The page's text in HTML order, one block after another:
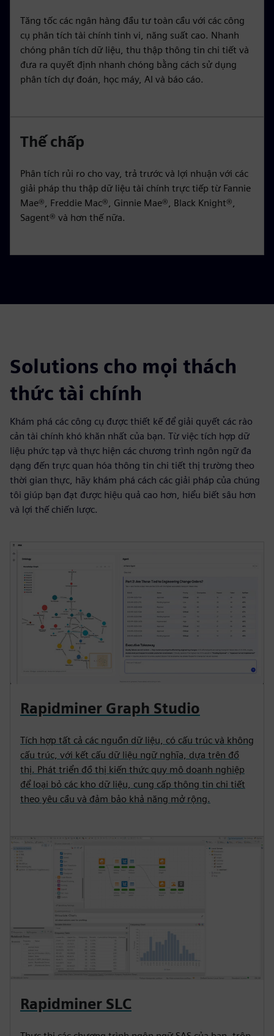
Tăng tốc các ngân hàng đầu tư toàn cầu với các công
cụ phân tích tài chính tinh vi, năng suất cao. Nhanh
chóng phân tích dữ liệu, thu thập thông tin chi tiết và
đưa ra quyết định nhanh chóng bằng cách sử dụng
phân tích dự đoán, học máy, AI và báo cáo.
Thế chấp
Phân tích rủi ro cho vay, trả trước và lợi nhuận với các
giải pháp thu thập dữ liệu tài chính trực tiếp từ Fannie
Mae®, Freddie Mac®, Ginnie Mae®, Black Knight®,
Sagent® và hơn thế nữa.
Solutions cho mọi thách
thức tài chính
Khám phá các công cụ được thiết kế để giải quyết các rào
cản tài chính khó khăn nhất của bạn. Từ việc tích hợp dữ
liệu phức tạp và thực hiện các chương trình ngôn ngữ đa
dạng đến trực quan hóa thông tin chi tiết thị trường theo
thời gian thực, hãy khám phá cách các giải pháp của chúng
tôi giúp bạn đạt được hiệu quả cao hơn, hiểu biết sâu hơn
và lợi thế chiến lược.
Rapidminer Graph Studio
Tích hợp tất cả các nguồn dữ liệu, có cấu trúc và không
cấu trúc, với kết cấu dữ liệu ngữ nghĩa, dựa trên đồ
thị. Phát triển đồ thị kiến thức quy mô doanh nghiệp
để loại bỏ các kho dữ liệu, cung cấp thông tin chi tiết
theo yêu cầu và đảm bảo khả năng mở rộng.
Rapidminer SLC